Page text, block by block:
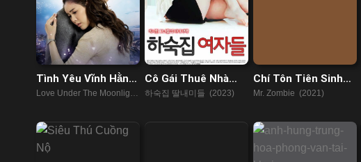
Tình Yêu Vĩnh Hằng
Cùng Vầng Trăng
Love Under The Moonlight
Cô Gái Thuê Nhà
Trọ
하숙집 딸내미들 (2023)
Chí Tôn Tiên Sinh
Chi Kim Thiền Cổ
Mr. Zombie (2021)